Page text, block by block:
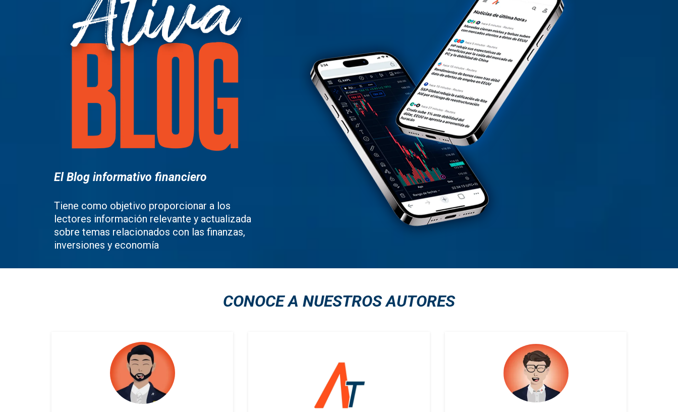
El Blog informativo financiero
Tiene como objetivo proporcionar a los
lectores información relevante y actualizada
sobre temas relacionados con las finanzas,
inversiones y economía
CONOCE A NUESTROS AUTORES